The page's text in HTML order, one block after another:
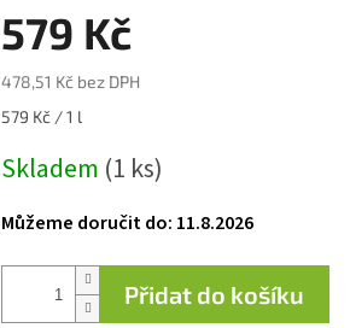
hvězdiček.
579 Kč
478,51 Kč bez DPH
Měrná
579 Kč / 1 l
Skladem (1 ks)
Můžeme doručit do: 11.8.2026
Přidat do košíku